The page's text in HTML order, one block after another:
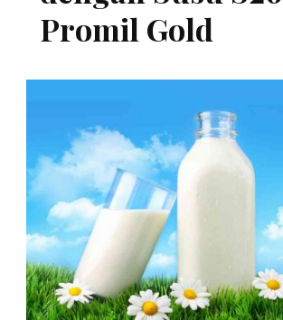
Promil Gold